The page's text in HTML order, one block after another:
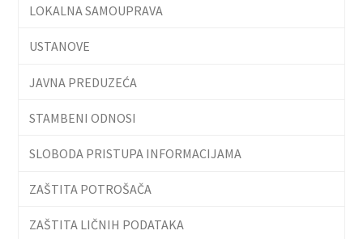
LOKALNA SAMOUPRAVA
USTANOVE
JAVNA PREDUZEĆA
STAMBENI ODNOSI
SLOBODA PRISTUPA INFORMACIJAMA
ZAŠTITA POTROŠAČA
ZAŠTITA LIČNIH PODATAKA